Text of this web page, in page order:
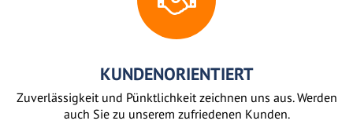
KUNDENORIENTIERT
Zuverlässigkeit und Pünktlichkeit zeichnen uns aus. Werden
auch Sie zu unserem zufriedenen Kunden.